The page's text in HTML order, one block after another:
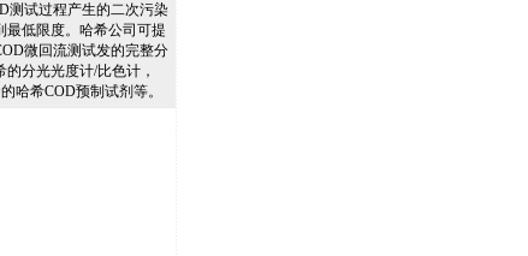
测试过程产生的二次污染
最低限度。哈希公司可提
微回流测试发的完整分
分光光度计/比色计，
哈希COD预制试剂等。